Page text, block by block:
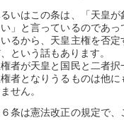
いはこの条は、「天皇
」と言っているのであ
るから、天皇主権を否
という話もあります。
者が天皇と国民と二者
者となりうるものは他
せん。
６条は憲法改正の規定で